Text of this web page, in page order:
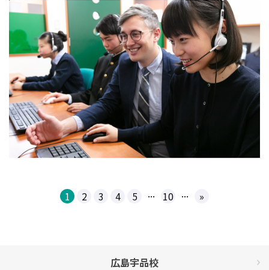
1 2 3 4 5 ... 10 ... »
広島宇品校